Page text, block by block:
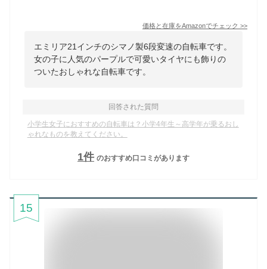
価格と在庫をAmazonでチェック >>
エミリア21インチのシマノ製6段変速の自転車です。
女の子に人気のパープルで可愛いタイヤにも飾りの
ついたおしゃれな自転車です。
回答された質問
小学生女子におすすめの自転車は？小学4年生～高学年が乗るおし
ゃれなものを教えてください。
1件 のおすすめ口コミがあります
15